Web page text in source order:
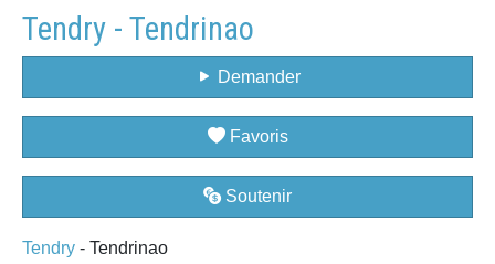
Tendry - Tendrinao
Demander
Favoris
Soutenir
Tendry - Tendrinao